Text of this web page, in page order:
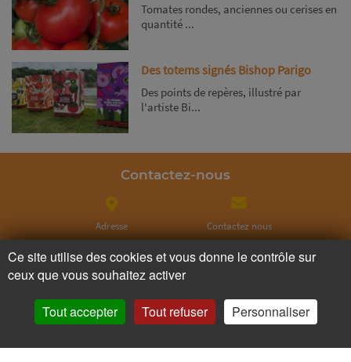
Tomates rondes, anciennes ou cerises en
quantité ...
Des totems signés Bishop Parigo
Des points de repères, illustré par
l'artiste Bi...
Contactez-nous
Adresse Contactez nous
Appelez nous
Ce site utilise des cookies et vous donne le contrôle sur
ceux que vous souhaitez activer
Tout accepter Tout refuser Personnaliser